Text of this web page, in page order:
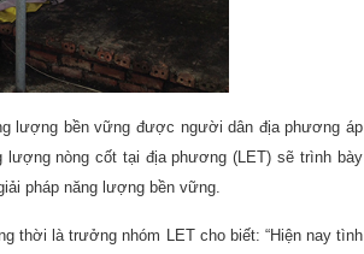
lượng bền vững được người dân địa phương áp
lượng nòng cốt tại địa phương (LET) sẽ trình bày
pháp năng lượng bền vững.
thời là trưởng nhóm LET cho biết: “Hiện nay tình